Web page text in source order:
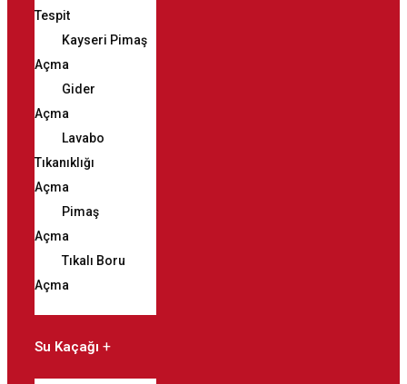
Tespit
Kayseri Pimaş
Açma
Gider
Açma
Lavabo
Tıkanıklığı
Açma
Pimaş
Açma
Tıkalı Boru
Açma
Su Kaçağı